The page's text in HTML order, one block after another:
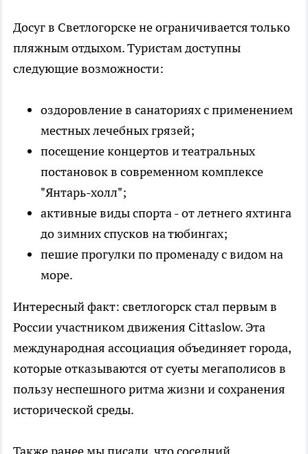
Досуг в Светлогорске не ограничивается только
пляжным отдыхом. Туристам доступны
следующие возможности:
оздоровление в санаториях с применением
местных лечебных грязей;
посещение концертов и театральных
постановок в современном комплексе
"Янтарь-холл";
активные виды спорта - от летнего яхтинга
до зимних спусков на тюбингах;
пешие прогулки по променаду с видом на
море.
Интересный факт: светлогорск стал первым в
России участником движения Cittaslow. Эта
международная ассоциация объединяет города,
которые отказываются от суеты мегаполисов в
пользу неспешного ритма жизни и сохранения
исторической среды.